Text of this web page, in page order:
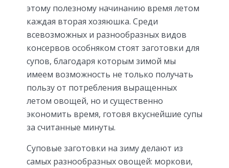
этому полезному начинанию время летом
каждая вторая хозяюшка. Среди
всевозможных и разнообразных видов
консервов особняком стоят заготовки для
супов, благодаря которым зимой мы
имеем возможность не только получать
пользу от потребления выращенных
летом овощей, но и существенно
экономить время, готовя вкуснейшие супы
за считанные минуты.
Суповые заготовки на зиму делают из
самых разнообразных овощей: моркови,